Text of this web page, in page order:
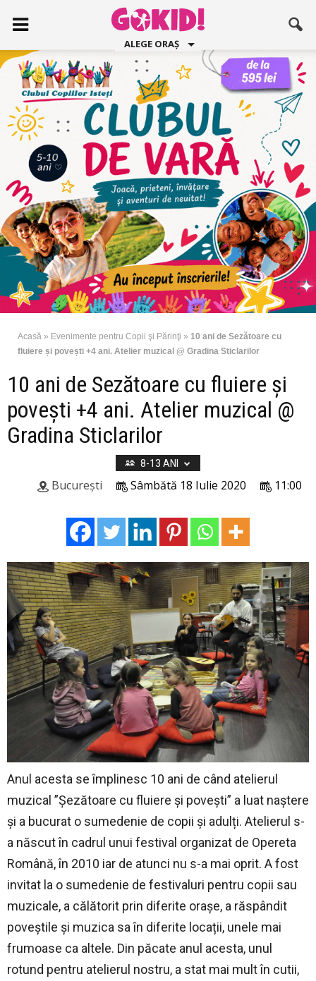
ALEGE ORAȘ
Acasă » Evenimente pentru Copii şi Părinţi » 10 ani de Sezătoare cu
fluiere și povești +4 ani. Atelier muzical @ Gradina Sticlarilor
10 ani de Sezătoare cu fluiere și
povești +4 ani. Atelier muzical @
Gradina Sticlarilor
8-13 ANI
11:00
Sâmbătă 18 Iulie 2020
București
Anul acesta se împlinesc 10 ani de când atelierul
muzical ”Șezătoare cu fluiere și povești” a luat naștere
și a bucurat o sumedenie de copii și adulți. Atelierul s-
a născut în cadrul unui festival organizat de Opereta
Română, în 2010 iar de atunci nu s-a mai oprit. A fost
invitat la o sumedenie de festivaluri pentru copii sau
muzicale, a călătorit prin diferite orașe, a răspândit
poveștile și muzica sa în diferite locații, unele mai
frumoase ca altele. Din păcate anul acesta, unul
rotund pentru atelierul nostru, a stat mai mult în cutii,